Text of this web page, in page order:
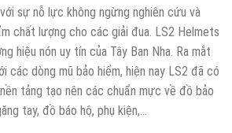
sự nỗ lực không ngừng nghiên cứu và
chất lượng cho các giải đua. LS2 Helmets
hiệu nón uy tín của Tây Ban Nha. Ra mắt
các dòng mũ bảo hiểm, hiện nay LS2 đã có
tảng tạo nên các chuẩn mực về đồ bảo
tay, đồ báo hộ, phụ kiện,…